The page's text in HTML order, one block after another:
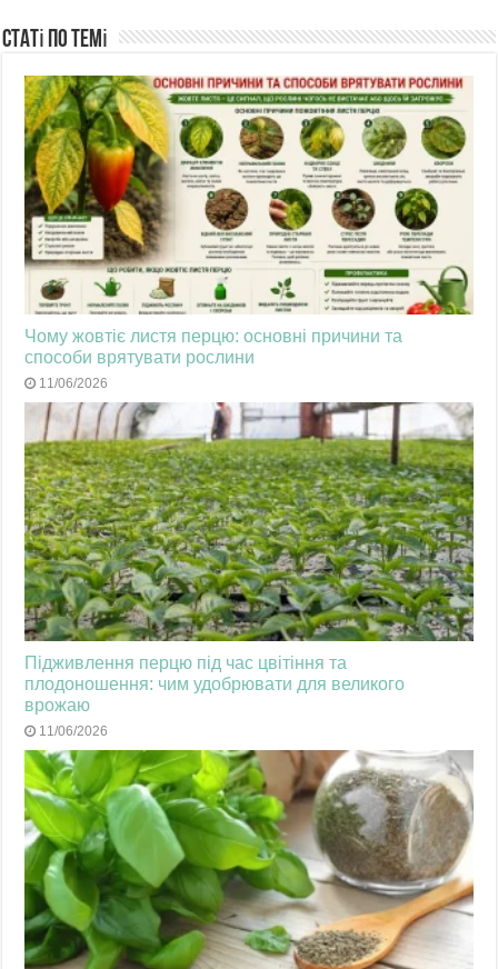
Статі по темі
Чому жовтіє листя перцю: основні причини та
способи врятувати рослини
11/06/2026
Підживлення перцю під час цвітіння та
плодоношення: чим удобрювати для великого
врожаю
11/06/2026